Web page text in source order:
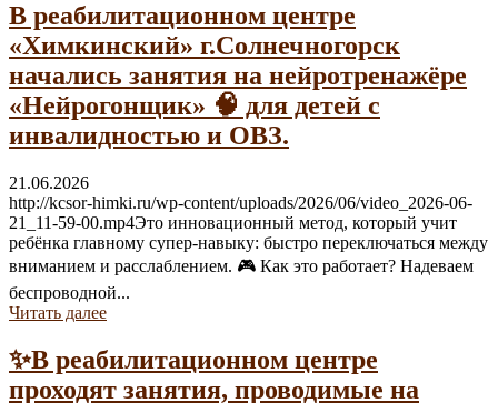
В реабилитационном центре
«Химкинский» г.Солнечногорск
начались занятия на нейротренажёре
«Нейрогонщик» 🧠 для детей с
инвалидностью и ОВЗ.
21.06.2026
http://kcsor-himki.ru/wp-content/uploads/2026/06/video_2026-06-
21_11-59-00.mp4Это инновационный метод, который учит
ребёнка главному супер-навыку: быстро переключаться между
вниманием и расслаблением. 🎮 Как это работает? Надеваем
беспроводной...
Читать далее
✨В реабилитационном центре
проходят занятия, проводимые на